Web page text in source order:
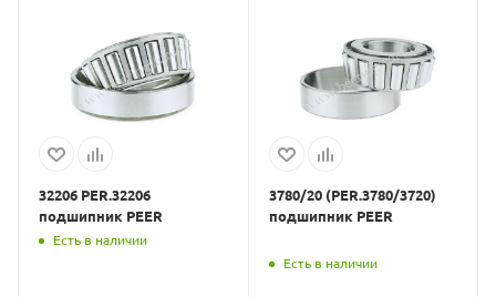
32206 PER.32206
подшипник PEER
Есть в наличии
3780/20 (PER.3780/3720)
подшипник PEER
Есть в наличии